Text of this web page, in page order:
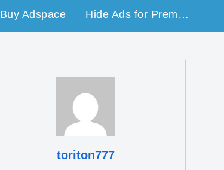
Buy Adspace Hide Ads for Premium Members
toriton777